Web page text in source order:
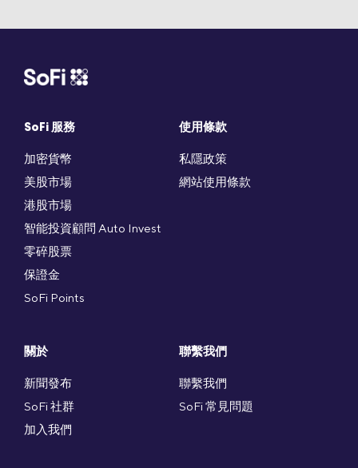
SoFi 服務
加密貨幣
美股市場
港股市場
智能投資顧問 Auto Invest
零碎股票
保證金
SoFi Points
使用條款
私隱政策
網站使用條款
關於
新聞發布
SoFi 社群
加入我們
聯繫我們
聯繫我們
SoFi 常見問題